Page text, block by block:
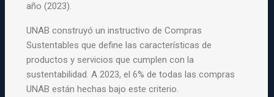
año (2023).
UNAB construyó un instructivo de Compras
Sustentables que define las características de
productos y servicios que cumplen con la
sustentabilidad. A 2023, el 6% de todas las compras
UNAB están hechas bajo este criterio.